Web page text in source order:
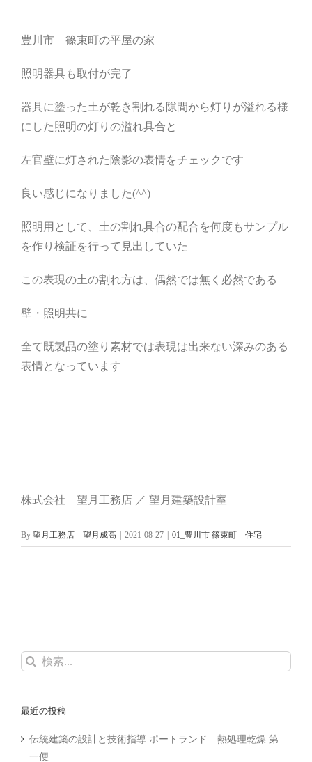
豊川市 篠束町の平屋の家
照明器具も取付が完了
器具に塗った土が乾き割れる隙間から灯りが溢れる様
にした照明の灯りの溢れ具合と
左官壁に灯された陰影の表情をチェックです
良い感じになりました(^^)
照明用として、土の割れ具合の配合を何度もサンプル
を作り検証を行って見出していた
この表現の土の割れ方は、偶然では無く必然である
壁・照明共に
全て既製品の塗り素材では表現は出来ない深みのある
表情となっています
株式会社 望月工務店 ／ 望月建築設計室
By 望月工務店 望月成高 2021-08-27 01_豊川市 篠束町 住宅
検
最近の投稿
伝統建築の設計と技術指導 ポートランド 熱処理乾燥 第
一便